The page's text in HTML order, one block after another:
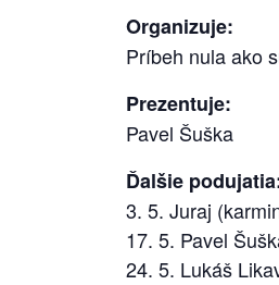
Organizuje:
Príbeh nula ako
Prezentuje:
Pavel Šuška
Ďalšie
3. 5. Juraj
17. 5. Pavel
24. 5. Lukáš